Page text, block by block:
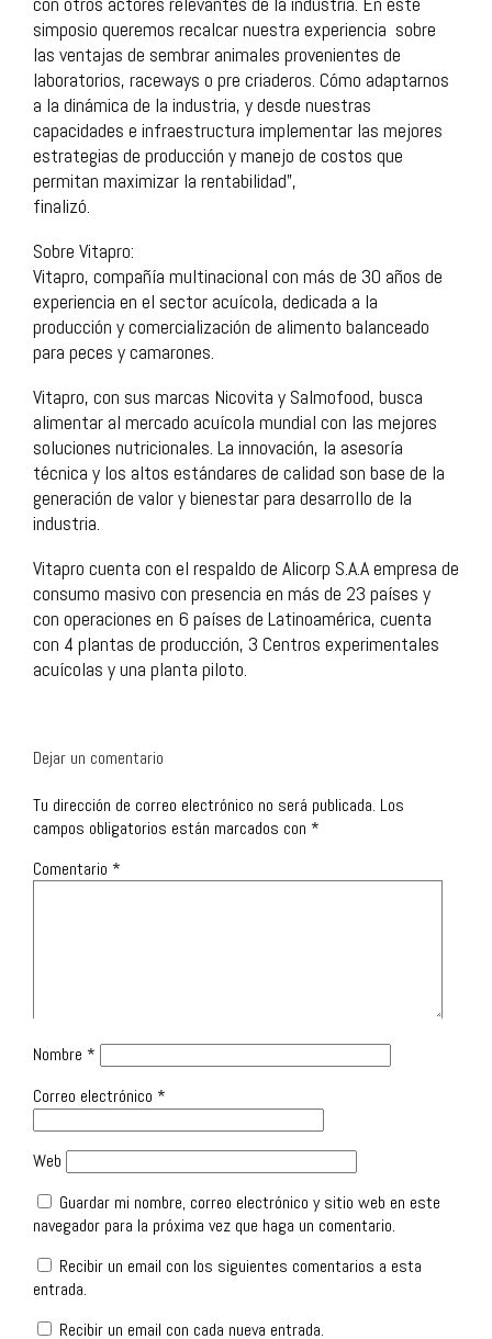
simposio queremos recalcar nuestra experiencia sobre
las ventajas de sembrar animales provenientes de
laboratorios, raceways o pre criaderos. Cómo adaptarnos
a la dinámica de la industria, y desde nuestras
capacidades e infraestructura implementar las mejores
estrategias de producción y manejo de costos que
permitan maximizar la rentabilidad”,
finalizó.
Sobre Vitapro:
Vitapro, compañía multinacional con más de 30 años de
experiencia en el sector acuícola, dedicada a la
producción y comercialización de alimento balanceado
para peces y camarones.
Vitapro, con sus marcas Nicovita y Salmofood, busca
alimentar al mercado acuícola mundial con las mejores
soluciones nutricionales. La innovación, la asesoría
técnica y los altos estándares de calidad son base de la
generación de valor y bienestar para desarrollo de la
industria.
Vitapro cuenta con el respaldo de Alicorp S.A.A empresa de
consumo masivo con presencia en más de 23 países y
con operaciones en 6 países de Latinoamérica, cuenta
con 4 plantas de producción, 3 Centros experimentales
acuícolas y una planta piloto.
Dejar un comentario
Tu dirección de correo electrónico no será publicada. Los
campos obligatorios están marcados con *
Comentario *
Nombre *
Correo electrónico *
Web
Guardar mi nombre, correo electrónico y sitio web en este
navegador para la próxima vez que haga un comentario.
Recibir un email con los siguientes comentarios a esta
entrada.
Recibir un email con cada nueva entrada.